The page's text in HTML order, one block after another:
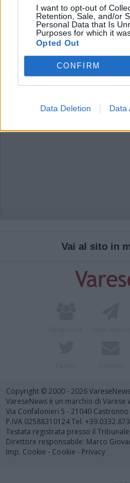
I want to opt-out of
Retention, Sale, and/or
Personal Data that Is
Purposes for which it
Opted Out
CONFIRM
Data Deletion Data
possono essere automaticamente
che includano uno o più link a siti
Vai al sito in
Copyright © 2000 - 2026
VareseNews è un marchio di Varese
Via Confalonieri 5 - 21040 Castronno
P.IVA 02588310124 Tel.
Testata registrata presso il
Direttore responsabile: Marco
Imp. Cookie - Cookie - Privacy